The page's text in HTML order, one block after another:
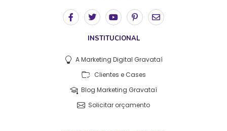
INSTITUCIONAL
A Marketing Digital Gravataí
Clientes e Cases
Blog Marketing Gravataí
Solicitar orçamento